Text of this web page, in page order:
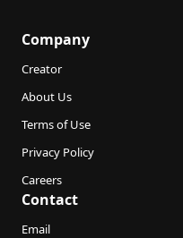
Company
Creator
About Us
Terms of Use
Privacy Policy
Careers
Contact
Email